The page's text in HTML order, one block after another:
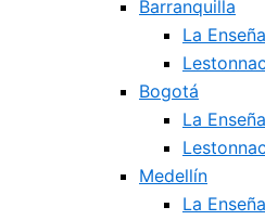
Barranquilla
La
Bogotá
La
Medellín
La